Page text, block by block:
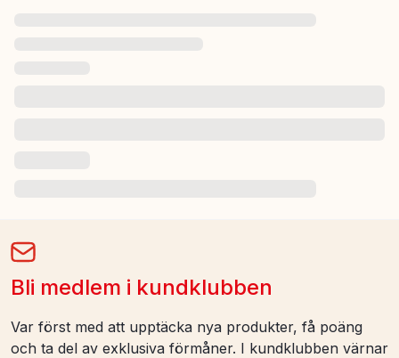
Bli medlem i kundklubben
Var först med att upptäcka nya produkter, få poäng
och ta del av exklusiva förmåner. I kundklubben värnar